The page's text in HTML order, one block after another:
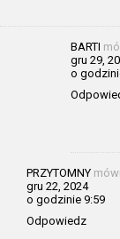
BARTI
gru 29,
o
PRZYTOMNY
gru 22, 2024
o godzinie 9:59
Odpowiedz